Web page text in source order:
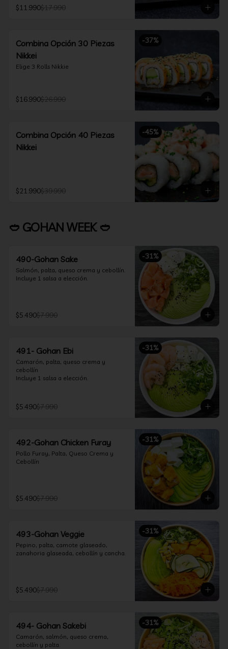
$11.990$17.990
-37%
Combina Opción 30 Piezas
Nikkei
Elige 3 Rolls Nikkie
$16.990$26.990
-45%
Combina Opción 40 Piezas
Nikkei
$21.990$39.990
🥙 GOHAN WEEK 🥙
-31%
490-Gohan Sake
Salmón, palta, queso crema y cebollín.
Incluye 1 salsa a elección.
$5.490$7.990
-31%
491- Gohan Ebi
Camarón, palta, queso crema y
cebollín
Incluye 1 salsa a elección.
$5.490$7.990
-31%
492-Gohan Chicken Furay
Pollo Furay, Palta, Queso Crema y
Cebollín
$5.490$7.990
-31%
493-Gohan Veggie
Pepino, palta, camote glaseado,
zanahoria glaseada, cebollín y cancha.
$5.490$7.990
-31%
494- Gohan Sakebi
Camarón, salmón, queso crema,
cebollín y palta.